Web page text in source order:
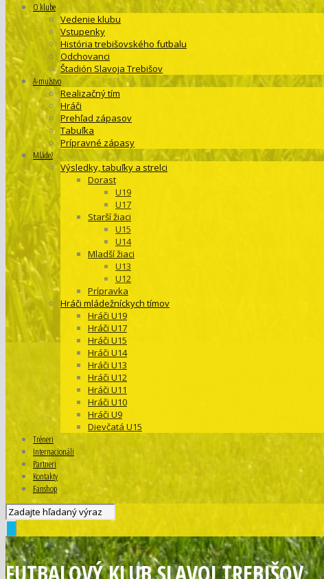
O klube
Vedenie klubu
Vstupenky
História trebišovského futbalu
Odchovanci
Štadión Slavoja Trebišov
A-mužstvo
Realizačný tím
Hráči
Prehľad zápasov
Tabuľka
Prípravné zápasy
Mládež
Výsledky, tabuľky a strelci
Dorast
U19
U17
Starší žiaci
U15
U14
Mladší žiaci
U13
U12
Prípravka
Hráči mládežníckych tímov
Hráči U19
Hráči U17
Hráči U15
Hráči U14
Hráči U13
Hráči U12
Hráči U11
Hráči U10
Hráči U9
Dievčatá U15
Tréneri
Internacionáli
Partneri
Kontakty
Fanshop